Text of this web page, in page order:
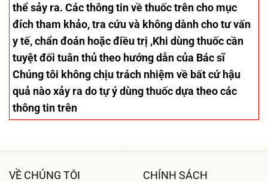
thể sảy ra. Các thông tin về thuốc trên cho mục
đích tham khảo, tra cứu và không dành cho tư vấn
y tế, chẩn đoán hoặc điều trị ,Khi dùng thuốc cần
tuyệt đối tuân thủ theo hướng dẫn của Bác sĩ
Chúng tôi không chịu trách nhiệm về bất cứ hậu
quả nào xảy ra do tự ý dùng thuốc dựa theo các
thông tin trên
VỀ CHÚNG TÔI CHÍNH SÁCH